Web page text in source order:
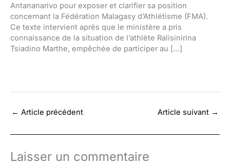
Antananarivo pour exposer et clarifier sa position
concernant la Fédération Malagasy d’Athlétisme (FMA).
Ce texte intervient après que le ministère a pris
connaissance de la situation de l’athlète Ralisinirina
Tsiadino Marthe, empêchée de participer au […]
← Article précédent Article suivant →
Laisser un commentaire